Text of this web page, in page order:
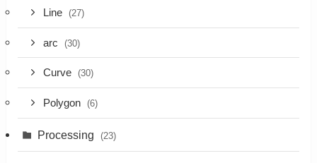
Line (27)
arc (30)
Curve (30)
Polygon (6)
Processing (23)